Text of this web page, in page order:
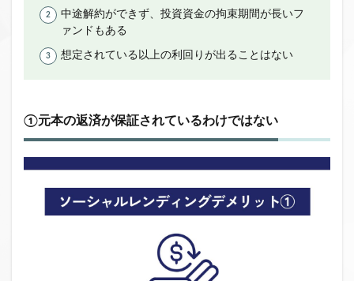
中途解約ができず、投資資金の拘束期間が長いフ
ァンドもある
想定されている以上の利回りが出ることはない
①元本の返済が保証されているわけではない